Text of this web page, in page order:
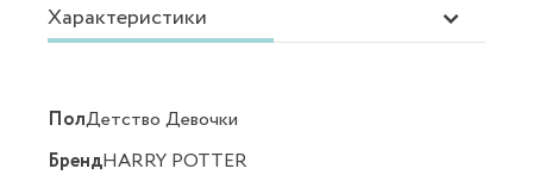
Характеристики
ПолДетство Девочки
БрендHARRY POTTER